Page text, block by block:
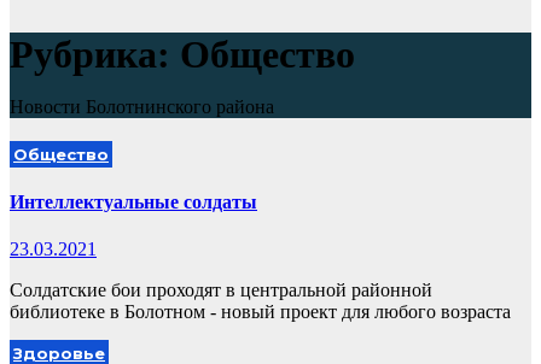
Рубрика: Общество
Новости Болотнинского района
Общество
Интеллектуальные солдаты
23.03.2021
Солдатские бои проходят в центральной районной
библиотеке в Болотном - новый проект для любого возраста
Здоровье